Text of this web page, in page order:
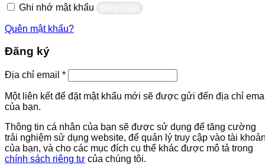
Ghi nhớ mật khẩu
Quên mật khẩu?
Đăng ký
Địa chỉ email *Bắt
buộc
Một liên kết để đặt mật khẩu mới sẽ được gửi đến địa chỉ
của bạn.
Thông tin cá nhân của bạn sẽ được sử dụng để tăng cường
trải nghiệm sử dụng website, để quản lý truy cập vào tài
của bạn, và cho các mục đích cụ thể khác được mô tả trong
chính sách riêng tư của chúng tôi.